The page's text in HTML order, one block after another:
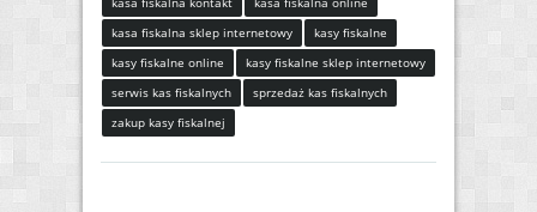
kasa fiskalna sklep internetowy
kasy fiskalne
kasy fiskalne online
kasy fiskalne sklep internetowy
serwis kas fiskalnych
sprzedaż kas fiskalnych
zakup kasy fiskalnej